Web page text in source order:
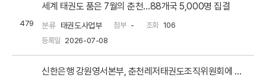
479 분류 태권도사업부
세계 태권도 품은 7월의 춘천…88개국 5,000명 집결
첨부 - 조회
106
등록일 2026-07-08
신한은행 강원영서본부, 춘천레저태권도조직위원회에 3천만 원 기부